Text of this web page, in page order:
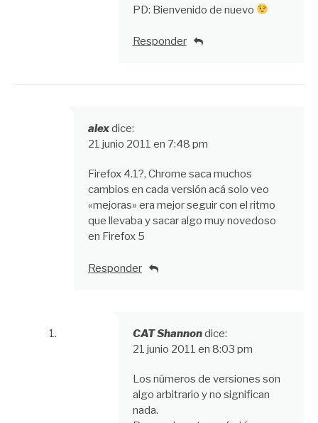
PD: Bienvenido de nuevo
Responder
alexdice:
21 junio 2011 en 7:48 pm
Firefox 4.1?, Chrome saca muchos
cambios en cada versión acá solo veo
«mejoras» era mejor seguir con el ritmo
que llevaba y sacar algo muy novedoso
en Firefox 5
Responder
CAT Shannondice:
21 junio 2011 en 8:03 pm
Los números de versiones son
algo arbitrario y no significan
nada.